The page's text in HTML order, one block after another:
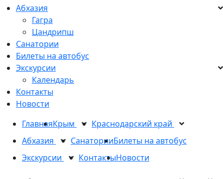
Абхазия
Гагра
Цандрипш
Санатории
Билеты на автобус
Экскурсии
Календарь
Контакты
Новости
ГлавнаяКрым
Краснодарский край
Абхазия
СанаторииБилеты на автобус
Экскурсии
КонтактыНовости